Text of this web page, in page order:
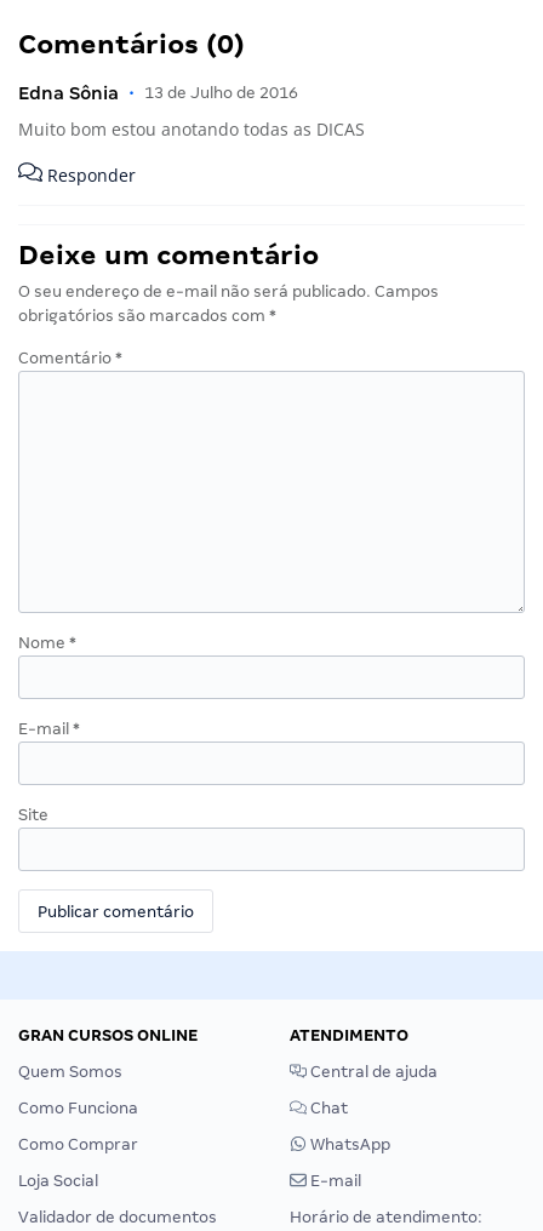
Comentários (0)
Edna Sônia • 13 de Julho de 2016
Muito bom estou anotando todas as DICAS
Responder
Deixe um comentário
O seu endereço de e-mail não será publicado. Campos
obrigatórios são marcados com *
Comentário *
Nome *
E-mail *
Site
GRAN CURSOS ONLINE
Quem Somos
Como Funciona
Como Comprar
Loja Social
Validador de documentos
ATENDIMENTO
Central de ajuda
Chat
WhatsApp
E-mail
Horário de atendimento: